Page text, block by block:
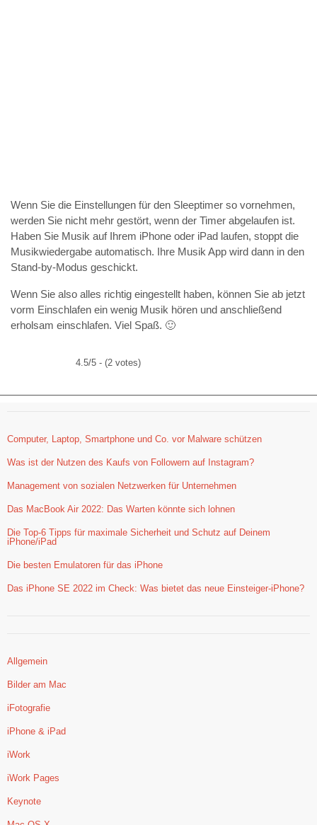
Wenn Sie die Einstellungen für den Sleeptimer so vornehmen,
werden Sie nicht mehr gestört, wenn der Timer abgelaufen ist.
Haben Sie Musik auf Ihrem iPhone oder iPad laufen, stoppt die
Musikwiedergabe automatisch. Ihre Musik App wird dann in den
Stand-by-Modus geschickt.
Wenn Sie also alles richtig eingestellt haben, können Sie ab jetzt
vorm Einschlafen ein wenig Musik hören und anschließend
erholsam einschlafen. Viel Spaß. 🙂
4.5/5 - (2 votes)
Computer, Laptop, Smartphone und Co. vor Malware schützen
Was ist der Nutzen des Kaufs von Followern auf Instagram?
Management von sozialen Netzwerken für Unternehmen
Das MacBook Air 2022: Das Warten könnte sich lohnen
Die Top-6 Tipps für maximale Sicherheit und Schutz auf Deinem
iPhone/iPad
Die besten Emulatoren für das iPhone
Das iPhone SE 2022 im Check: Was bietet das neue Einsteiger-iPhone?
Allgemein
Bilder am Mac
iFotografie
iPhone & iPad
iWork
iWork Pages
Keynote